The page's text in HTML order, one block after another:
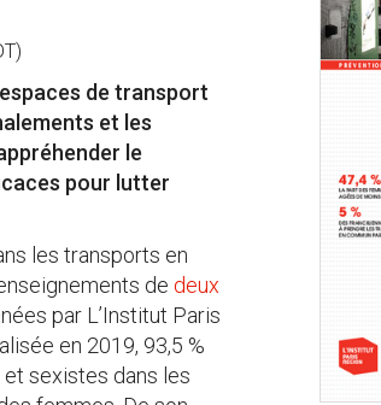
de transport
et les
le
pour lutter
les transports en
de deux
par L’Institut Paris
en 2019, 93,5 %
sexistes dans les